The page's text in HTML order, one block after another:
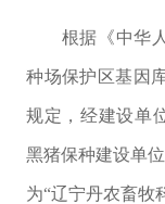
根据《中华
种场保护区基因
规定，经建设单
黑猪保种建设单
为“辽宁丹农畜牧